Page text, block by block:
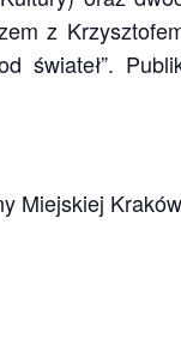
z
świateł”.
Miejskiej